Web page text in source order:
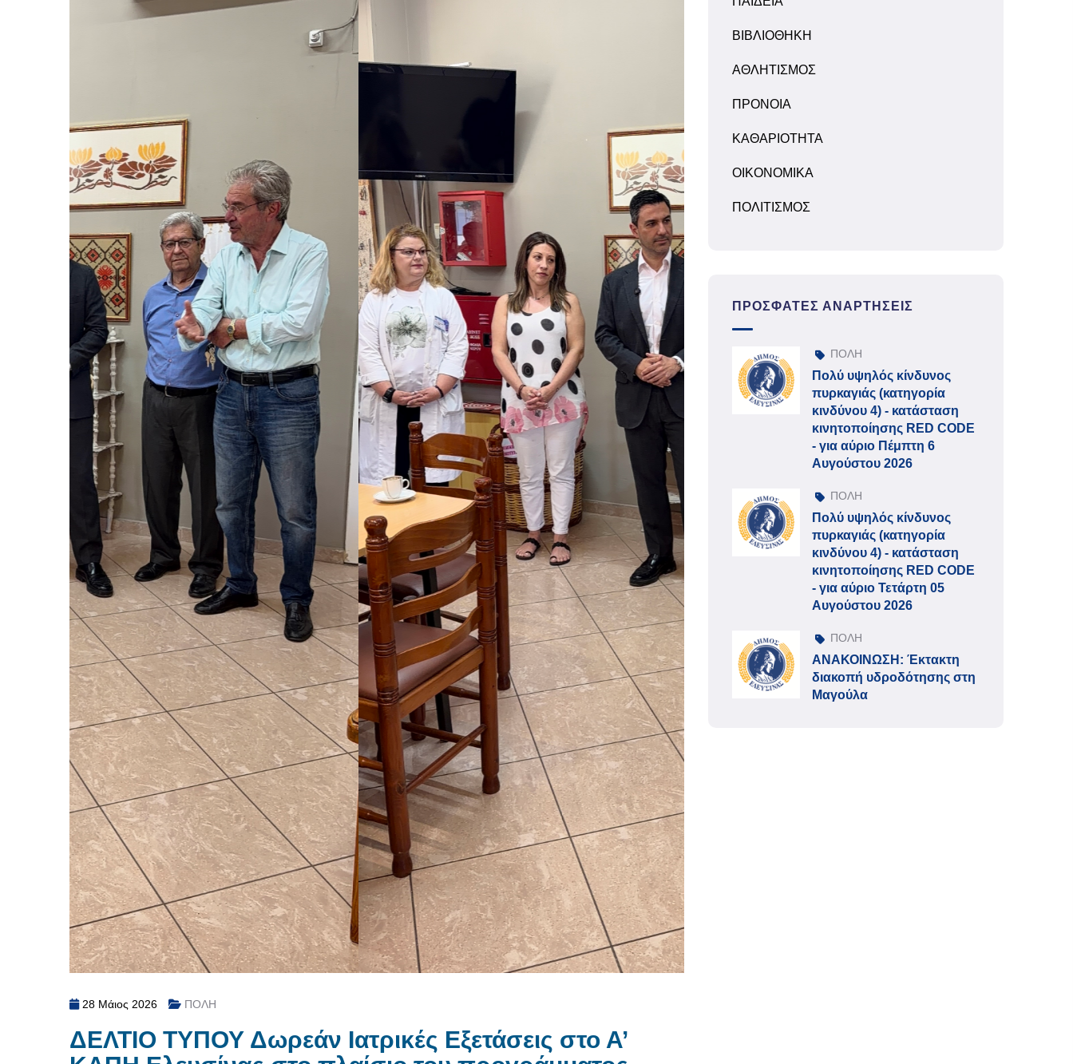
28 Μάιος 2026 ΠΟΛΗ
ΔΕΛΤΙΟ ΤΥΠΟΥ Δωρεάν Ιατρικές Εξετάσεις στο Α’
ΒΙΒΛΙΟΘΗΚΗ
ΑΘΛΗΤΙΣΜΟΣ
ΠΡΟΝΟΙΑ
ΚΑΘΑΡΙΟΤΗΤΑ
ΟΙΚΟΝΟΜΙΚΑ
ΠΟΛΙΤΙΣΜΟΣ
ΠΡΌΣΦΑΤΕΣ ΑΝΑΡΤΉΣΕΙΣ
ΠΟΛΗ
Πολύ υψηλός κίνδυνος
πυρκαγιάς (κατηγορία
κινδύνου 4) - κατάσταση
κινητοποίησης RED CODE
- για αύριο Πέμπτη 6
Αυγούστου 2026
ΠΟΛΗ
Πολύ υψηλός κίνδυνος
πυρκαγιάς (κατηγορία
κινδύνου 4) - κατάσταση
κινητοποίησης RED CODE
- για αύριο Τετάρτη 05
Αυγούστου 2026
ΠΟΛΗ
ΑΝΑΚΟΙΝΩΣΗ: Έκτακτη
διακοπή υδροδότησης στη
Μαγούλα